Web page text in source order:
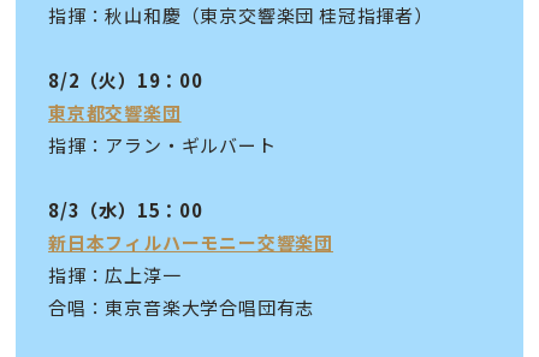
指揮：秋山和慶（東京交響楽団 桂冠指揮者）
8/2（火）19：00
東京都交響楽団
指揮：アラン・ギルバート
8/3（水）15：00
新日本フィルハーモニー交響楽団
指揮：広上淳一
合唱：東京音楽大学合唱団有志